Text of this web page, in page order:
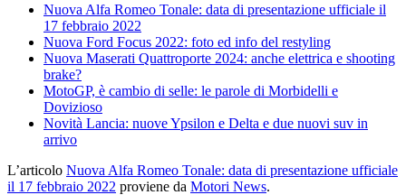
Nuova Alfa Romeo Tonale: data di presentazione ufficiale il
17 febbraio 2022
Nuova Ford Focus 2022: foto ed info del restyling
Nuova Maserati Quattroporte 2024: anche elettrica e shooting
brake?
MotoGP, è cambio di selle: le parole di Morbidelli e
Dovizioso
Novità Lancia: nuove Ypsilon e Delta e due nuovi suv in
arrivo
L’articolo Nuova Alfa Romeo Tonale: data di presentazione ufficiale
il 17 febbraio 2022 proviene da Motori News.